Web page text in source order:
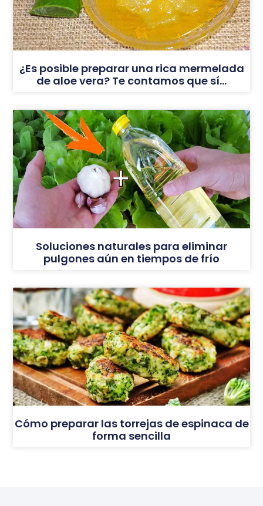
¿Es posible preparar una rica mermelada
de aloe vera? Te contamos que sí…
Soluciones naturales para eliminar
pulgones aún en tiempos de frío
Cómo preparar las torrejas de espinaca de
forma sencilla